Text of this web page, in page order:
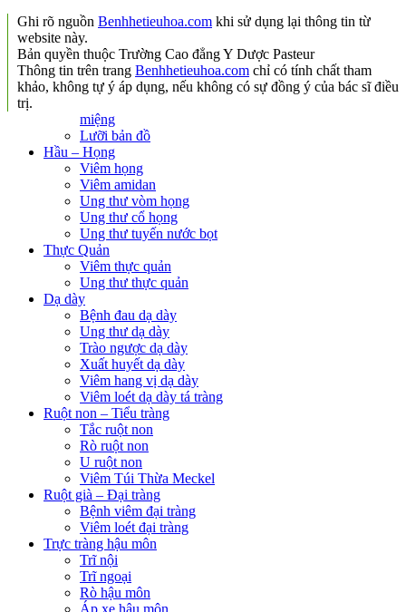
Ghi rõ nguồn Benhhetieuhoa.com khi sử dụng lại thông tin từ
website này.
Bản quyền thuộc Trường Cao đẳng Y Dược Pasteur
Thông tin trên trang Benhhetieuhoa.com chỉ có tính chất tham
khảo, không tự ý áp dụng, nếu không có sự đồng ý của bác sĩ điều
trị.
miệng
Lưỡi bản đồ
Hầu – Họng
Viêm họng
Viêm amidan
Ung thư vòm họng
Ung thư cổ họng
Ung thư tuyến nước bọt
Thực Quản
Viêm thực quản
Ung thư thực quản
Dạ dày
Bệnh đau dạ dày
Ung thư dạ dày
Trào ngược dạ dày
Xuất huyết dạ dày
Viêm hang vị dạ dày
Viêm loét dạ dày tá tràng
Ruột non – Tiểu tràng
Tắc ruột non
Rò ruột non
U ruột non
Viêm Túi Thừa Meckel
Ruột già – Đại tràng
Bệnh viêm đại tràng
Viêm loét đại tràng
Trực tràng hậu môn
Trĩ nội
Trĩ ngoại
Rò hậu môn
Áp xe hậu môn